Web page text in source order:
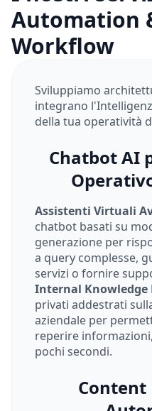
Automation
Workflow
Sviluppiamo
integrano
della tua operatività
Chatbot AI
Assistenti Virtuali
chatbot basati su
generazione per
a query complesse,
servizi o fornire
Internal Knowledge
privati addestrati
aziendale per
reperire
pochi secondi.